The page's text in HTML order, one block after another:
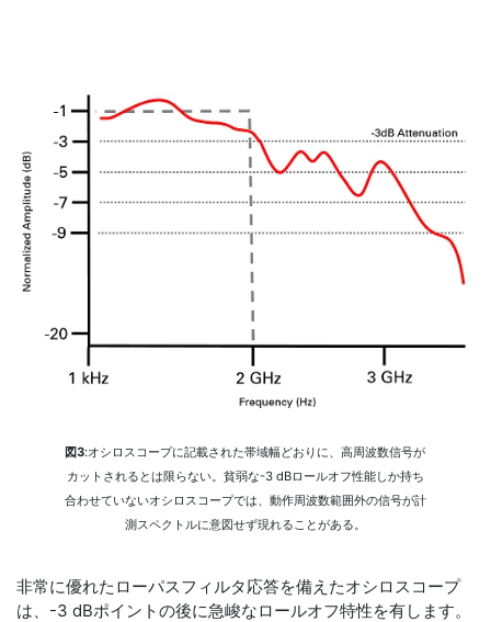
図3:オシロスコープに記載された帯域幅どおりに、高周波数信号が
カットされるとは限らない。貧弱な-3 dBロールオフ性能しか持ち
合わせていないオシロスコープでは、動作周波数範囲外の信号が計
測スペクトルに意図せず現れることがある。
非常に優れたローパスフィルタ応答を備えたオシロスコープ
は、-3 dBポイントの後に急峻なロールオフ特性を有します。